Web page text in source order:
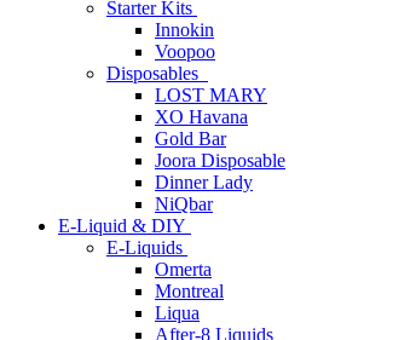
Starter Kits
Innokin
Voopoo
Disposables
LOST MARY
XO Havana
Gold Bar
Joora Disposable
Dinner Lady
NiQbar
E-Liquid & DIY
E-Liquids
Omerta
Montreal
Liqua
After-8 Liquids